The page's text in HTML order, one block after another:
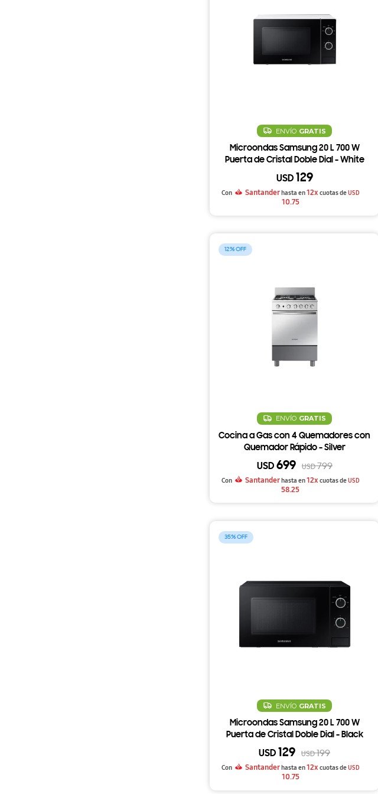
ENVÍO GRATIS
Microondas Samsung 20 L 700 W
Puerta de Cristal Doble Dial - White
USD 129
Con Santander hasta en12x cuotas deUSD
10.75
12
ENVÍO GRATIS
Cocina a Gas con 4 Quemadores con
Quemador Rápido - Silver
USD 699 USD 799
Con Santanderhasta en12x cuotas deUSD
58.25
35
ENVÍO GRATIS
Microondas Samsung 20 L 700 W
Puerta de Cristal Doble Dial - Black
USD 129 USD 199
Con Santander hasta en12x cuotas deUSD
10.75